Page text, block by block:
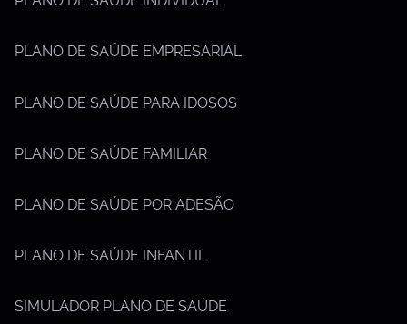
PLANO DE SAÚDE EMPRESARIAL
PLANO DE SAÚDE PARA IDOSOS
PLANO DE SAÚDE FAMILIAR
PLANO DE SAÚDE POR ADESÃO
PLANO DE SAÚDE INFANTIL
SIMULADOR PLANO DE SAÚDE